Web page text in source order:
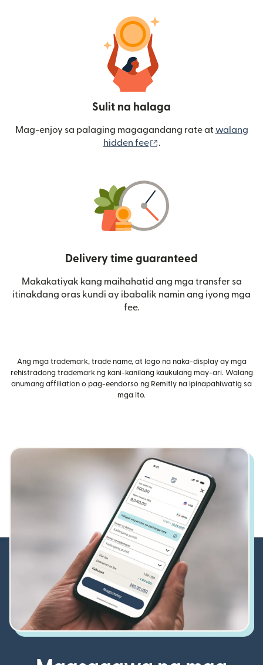
Sulit na halaga
Mag-enjoy sa palaging magagandang rate at walang
hidden fee
.
Delivery time guaranteed
Makakatiyak kang maihahatid ang mga transfer sa
itinakdang oras kundi ay ibabalik namin ang iyong mga
fee.
Ang mga trademark, trade name, at logo na naka-display ay mga
rehistradong trademark ng kani-kanilang kaukulang may-ari. Walang
anumang affiliation o pag-eendorso ng Remitly na ipinapahiwatig sa
mga ito.